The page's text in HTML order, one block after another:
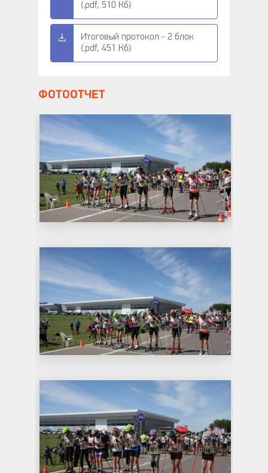
(.pdf, 510 Кб)
Итоговый протокол - 2 блок
(.pdf, 451 Кб)
ФОТООТЧЕТ